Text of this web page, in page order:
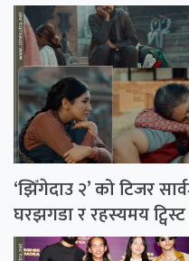
‘झिँगेदाउ २’ को टिजर
घरझगडा र रहस्यमय ट्विस्ट